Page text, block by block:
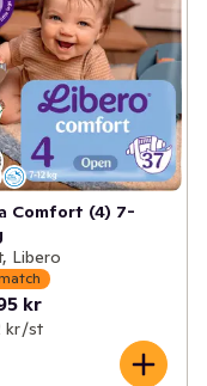
Comfort (4) 7-
Libero
kr
kr /st